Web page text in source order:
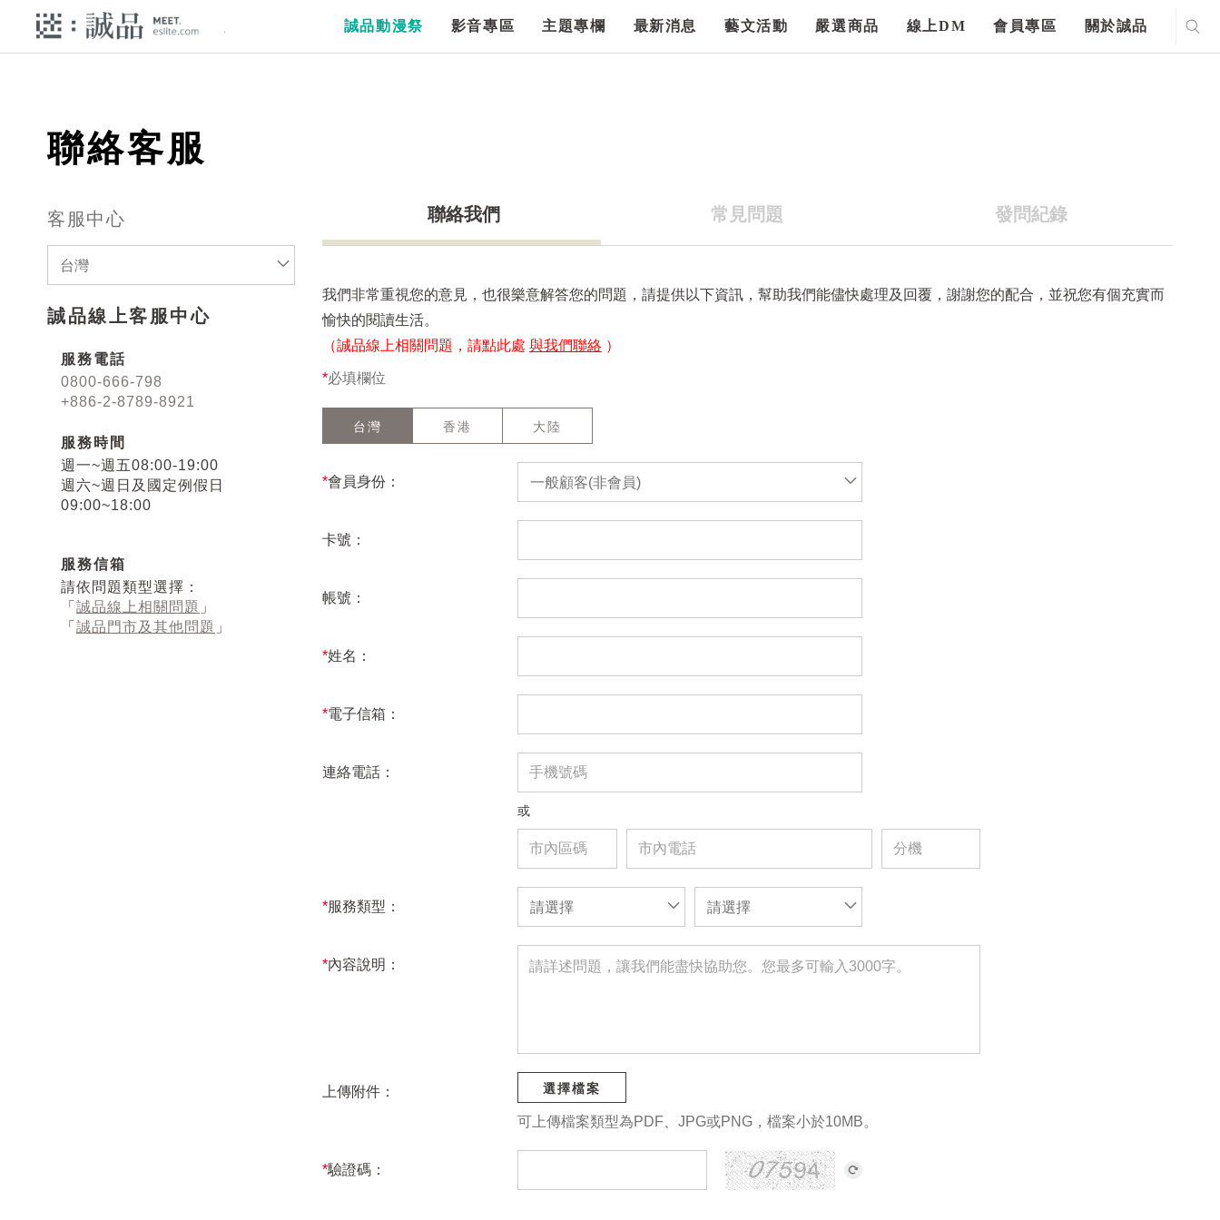
誠品動漫祭 影音專區 主題專欄 最新消息 藝文活動 嚴選商品 線上DM 會員專區 關於誠品
聯絡客服
客服中心
台灣
誠品線上客服中心
服務電話
0800-666-798
+886-2-8789-8921
服務時間
週一~週五08:00-19:00
週六~週日及國定例假日
09:00~18:00
服務信箱
請依問題類型選擇：
「 誠品線上相關問題 」
「 誠品門市及其他問題 」
聯絡我們 常見問題 發問紀錄
我們非常重視您的意見，也很樂意解答您的問題，請提供以下資訊，幫助我們能儘快處理及回覆，謝謝您的配合，並祝您有個充實而
愉快的閱讀生活。
（誠品線上相關問題，請點此處 與我們聯絡 ）
*必填欄位
台灣 香港 大陸
*會員身份： 一般顧客(非會員)
卡號：
帳號：
*姓名：
*電子信箱：
連絡電話：
或
*服務類型： 請選擇 請選擇
*內容說明：
上傳附件： 選擇檔案
可上傳檔案類型為PDF、JPG或PNG，檔案小於10MB。
*驗證碼：